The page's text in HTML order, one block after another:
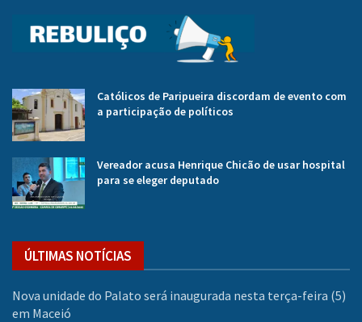
Católicos de Paripueira discordam de evento com
a participação de políticos
Vereador acusa Henrique Chicão de usar hospital
para se eleger deputado
ÚLTIMAS NOTÍCIAS
Nova unidade do Palato será inaugurada nesta terça-feira (5)
em Maceió